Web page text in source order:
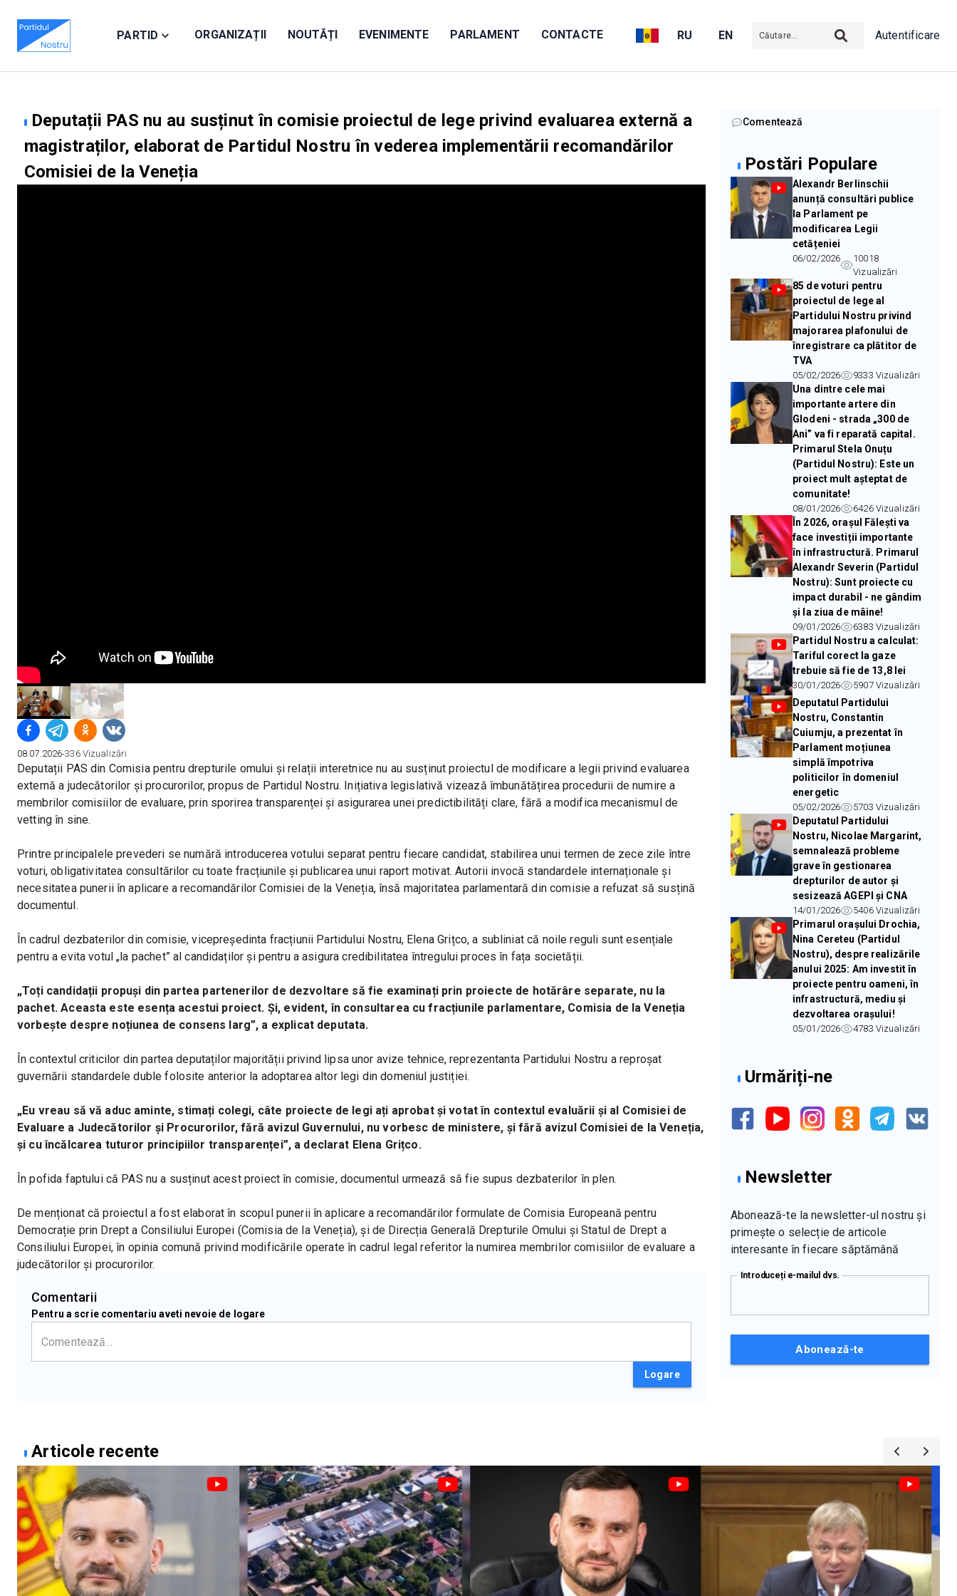
PARTID ORGANIZAȚII NOUTĂȚI EVENIMENTE PARLAMENT CONTACTE RU EN Autentificare
Deputații PAS nu au susținut în comisie proiectul de lege privind evaluarea externă a
magistraților, elaborat de Partidul Nostru în vederea implementării recomandărilor
Comisiei de la Veneția
08.07.2026∙336 Vizualizări
Deputații PAS din Comisia pentru drepturile omului și relații interetnice nu au susținut proiectul de modificare a legii privind evaluarea
externă a judecătorilor și procurorilor, propus de Partidul Nostru. Inițiativa legislativă vizează îmbunătățirea procedurii de numire a
membrilor comisiilor de evaluare, prin sporirea transparenței și asigurarea unei predictibilități clare, fără a modifica mecanismul de
vetting în sine.
Printre principalele prevederi se numără introducerea votului separat pentru fiecare candidat, stabilirea unui termen de zece zile între
voturi, obligativitatea consultărilor cu toate fracțiunile și publicarea unui raport motivat. Autorii invocă standardele internaționale și
necesitatea punerii în aplicare a recomandărilor Comisiei de la Veneția, însă majoritatea parlamentară din comisie a refuzat să susțină
documentul.
În cadrul dezbaterilor din comisie, vicepreședinta fracțiunii Partidului Nostru, Elena Grițco, a subliniat că noile reguli sunt esențiale
pentru a evita votul „la pachet” al candidaților și pentru a asigura credibilitatea întregului proces în fața societății.
„Toți candidații propuși din partea partenerilor de dezvoltare să fie examinați prin proiecte de hotărâre separate, nu la
pachet. Aceasta este esența acestui proiect. Și, evident, în consultarea cu fracțiunile parlamentare, Comisia de la Veneția
vorbește despre noțiunea de consens larg”, a explicat deputata.
În contextul criticilor din partea deputaților majorității privind lipsa unor avize tehnice, reprezentanta Partidului Nostru a reproșat
guvernării standardele duble folosite anterior la adoptarea altor legi din domeniul justiției.
„Eu vreau să vă aduc aminte, stimați colegi, câte proiecte de legi ați aprobat și votat în contextul evaluării și al Comisiei de
Evaluare a Judecătorilor și Procurorilor, fără avizul Guvernului, nu vorbesc de ministere, și fără avizul Comisiei de la Veneția,
și cu încălcarea tuturor principiilor transparenței”, a declarat Elena Grițco.
În pofida faptului că PAS nu a susținut acest proiect în comisie, documentul urmează să fie supus dezbaterilor în plen.
De menționat că proiectul a fost elaborat în scopul punerii în aplicare a recomandărilor formulate de Comisia Europeană pentru
Democrație prin Drept a Consiliului Europei (Comisia de la Veneția), și de Direcția Generală Drepturile Omului și Statul de Drept a
Consiliului Europei, în opinia comună privind modificările operate în cadrul legal referitor la numirea membrilor comisiilor de evaluare a
judecătorilor și procurorilor.
Comentarii
Pentru a scrie comentariu aveti nevoie de logare
Logare
Comentează
Postări Populare
Alexandr Berlinschii
anunță consultări publice
la Parlament pe
modificarea Legii
cetățeniei
06/02/2026
10018
Vizualizări
85 de voturi pentru
proiectul de lege al
Partidului Nostru privind
majorarea plafonului de
înregistrare ca plătitor de
TVA
05/02/2026 9333 Vizualizări
Una dintre cele mai
importante artere din
Glodeni - strada „300 de
Ani” va fi reparată capital.
Primarul Stela Onuțu
(Partidul Nostru): Este un
proiect mult așteptat de
comunitate!
08/01/2026 6426Vizualizări
În 2026, orașul Fălești va
face investiții importante
în infrastructură. Primarul
Alexandr Severin (Partidul
Nostru): Sunt proiecte cu
impact durabil - ne gândim
și la ziua de mâine!
09/01/2026 6383 Vizualizări
Partidul Nostru a calculat:
Tariful corect la gaze
trebuie să fie de 13,8 lei
30/01/2026 5907Vizualizări
Deputatul Partidului
Nostru, Constantin
Cuiumju, a prezentat în
Parlament moțiunea
simplă împotriva
politicilor în domeniul
energetic
05/02/2026 5703 Vizualizări
Deputatul Partidului
Nostru, Nicolae Margarint,
semnalează probleme
grave în gestionarea
drepturilor de autor și
sesizează AGEPI și CNA
14/01/2026 5406Vizualizări
Primarul orașului Drochia,
Nina Cereteu (Partidul
Nostru), despre realizările
anului 2025: Am investit în
proiecte pentru oameni, în
infrastructură, mediu și
dezvoltarea orașului!
05/01/2026 4783 Vizualizări
Urmăriți-ne
Newsletter
Abonează-te la newsletter-ul nostru și
primește o selecție de articole
interesante în fiecare săptămână
Introduceți e-mailul dvs.
Abonează-te
Articole recente